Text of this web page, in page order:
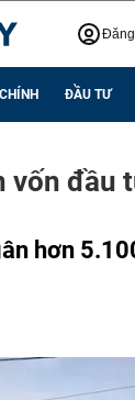
ĐẦU TƯ
vốn đầu
hơn